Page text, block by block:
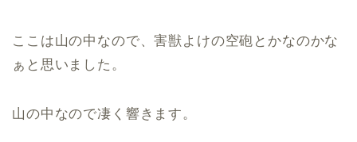
ここは山の中なので、害獣よけの空砲とかなのかな
ぁと思いました。
山の中なので凄く響きます。